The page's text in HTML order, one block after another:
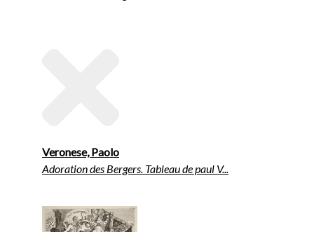
Veronese, Paolo
Adoration des Bergers. Tableau de paul V...